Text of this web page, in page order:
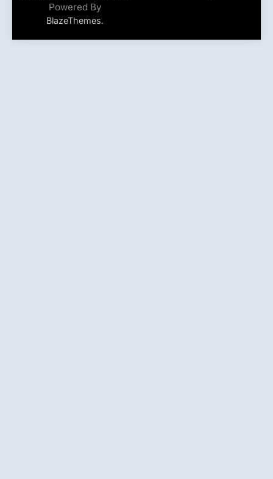
Powered By
BlazeThemes.